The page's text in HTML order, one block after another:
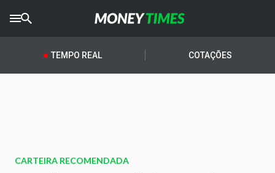
CRYPTOTIMES
AGROTIMES
Newsletters
TEMPO REAL COTAÇÕES
CARTEIRA RECOMENDADA